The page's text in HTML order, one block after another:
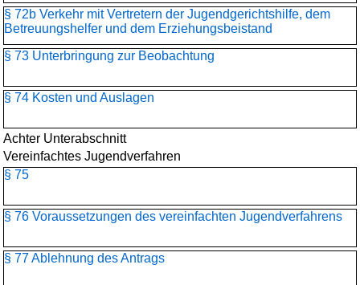
§ 72b Verkehr mit Vertretern der Jugendgerichtshilfe, dem
Betreuungshelfer und dem Erziehungsbeistand
§ 73 Unterbringung zur Beobachtung
§ 74 Kosten und Auslagen
Achter Unterabschnitt
Vereinfachtes Jugendverfahren
§ 75
§ 76 Voraussetzungen des vereinfachten Jugendverfahrens
§ 77 Ablehnung des Antrags